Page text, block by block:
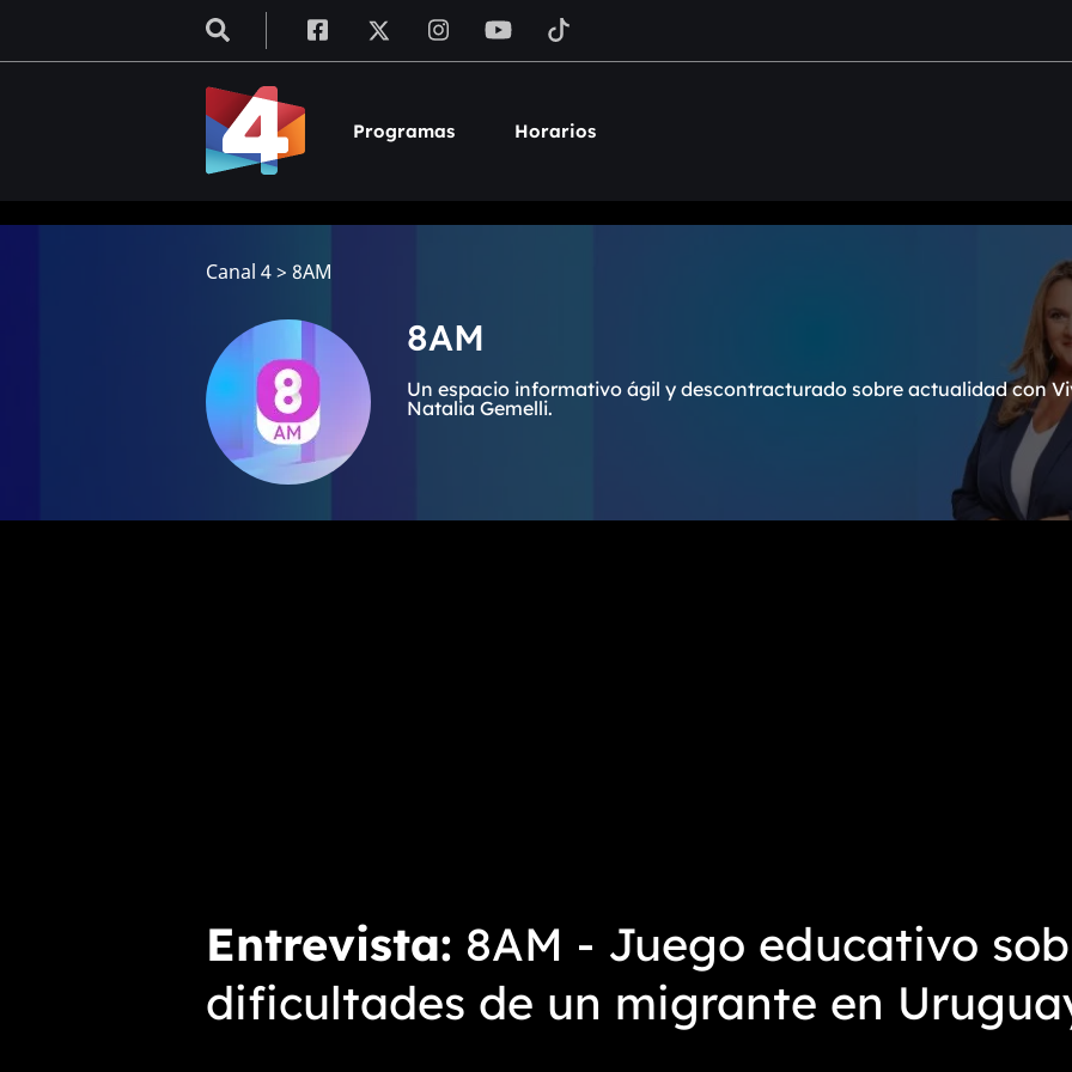
Programas Horarios
Canal 4> 8AM
8AM
Un espacio informativo ágil y descontracturado sobre actualidad con
Natalia Gemelli.
Entrevista 8AM - Juego educativo
dificultades de un migrante en